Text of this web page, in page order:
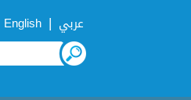
English | عربي